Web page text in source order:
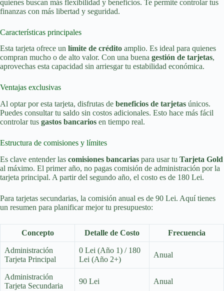
quienes buscan más flexibilidad y beneficios. Te permite controlar tus
finanzas con más libertad y seguridad.
Características principales
Esta tarjeta ofrece un límite de crédito amplio. Es ideal para quienes
compran mucho o de alto valor. Con una buena gestión de tarjetas,
aprovechas esta capacidad sin arriesgar tu estabilidad económica.
Ventajas exclusivas
Al optar por esta tarjeta, disfrutas de beneficios de tarjetas únicos.
Puedes consultar tu saldo sin costos adicionales. Esto hace más fácil
controlar tus gastos bancarios en tiempo real.
Estructura de comisiones y límites
Es clave entender las comisiones bancarias para usar tu Tarjeta Gold
al máximo. El primer año, no pagas comisión de administración por la
tarjeta principal. A partir del segundo año, el costo es de 180 Lei.
Para tarjetas secundarias, la comisión anual es de 90 Lei. Aquí tienes
un resumen para planificar mejor tu presupuesto:
Concepto Detalle de Costo Frecuencia
Administración
Tarjeta Principal
0 Lei (Año 1) / 180
Lei (Año 2+)
Anual
Administración
Tarjeta Secundaria
90 Lei Anual